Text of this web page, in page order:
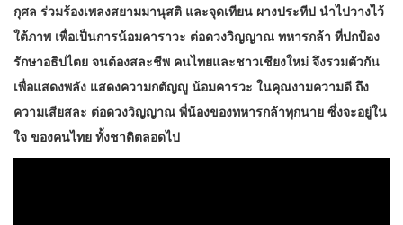
กุศล ร่วมร้องเพลงสยามมานุสติ และจุดเทียน ผางประทีป นำไปวางไว้
ใต้ภาพ เพื่อเป็นการน้อมคาราวะ ต่อดวงวิญญาณ ทหารกล้า ที่ปกป้อง
รักษาอธิปไตย จนต้องสละชีพ คนไทยและชาวเชียงใหม่ จึงรวมตัวกัน
เพื่อแสดงพลัง แสดงความกตัญญู น้อมคารวะ ในคุณงามความดี ถึง
ความเสียสละ ต่อดวงวิญญาณ พี่น้องของทหารกล้าทุกนาย ซึ่งจะอยู่ใน
ใจ ของคนไทย ทั้งชาติตลอดไป